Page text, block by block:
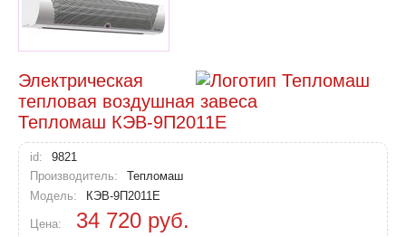
Электрическая
тепловая воздушная завеса
Тепломаш КЭВ-9П2011Е
id:
9821
Производитель:
Тепломаш
Модель:
КЭВ-9П2011Е
Цена: 34 720руб.